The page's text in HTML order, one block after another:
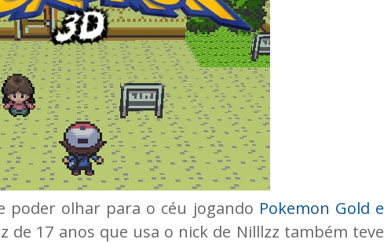
poder olhar para o céu jogando Pokemon Gold e
de 17 anos que usa o nick de Nilllzz também teve